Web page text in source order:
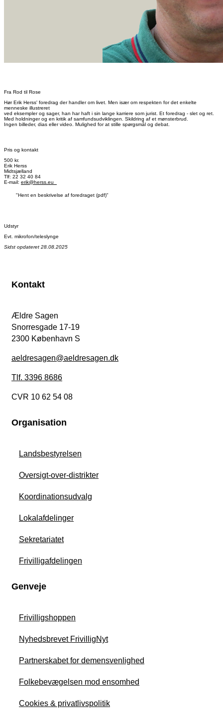
Fra Rod til Rose
Hør Erik Herss' foredrag der handler om livet. Men især om respekten for det enkelte
menneske illustreret
ved eksempler og sager, han har haft i sin lange karriere som jurist. Et foredrag - slet og ret.
Med holdninger og en kritik af samfundsudviklingen. Skildring af et mønsterbrud.
Ingen billeder, dias eller video. Mulighed for at stille spørgsmål og debat.
Pris og kontakt
500 kr.
Erik Herss
Midtsjælland
Tlf: 22 32 40 84
E-mail: erik@herss.eu
"Hent en beskrivelse af foredraget (pdf)"
Udstyr
Evt. mikrofon/teleslynge
Sidst opdateret 28.08.2025
Kontakt
Ældre Sagen
Snorresgade 17-19
2300 København S
aeldresagen@aeldresagen.dk
Tlf. 3396 8686
CVR 10 62 54 08
Organisation
Landsbestyrelsen
Oversigt-over-distrikter
Koordinationsudvalg
Lokalafdelinger
Sekretariatet
Frivilligafdelingen
Genveje
Frivilligshoppen
Nyhedsbrevet FrivilligNyt
Partnerskabet for demensvenlighed
Folkebevægelsen mod ensomhed
Cookies & privatlivspolitik